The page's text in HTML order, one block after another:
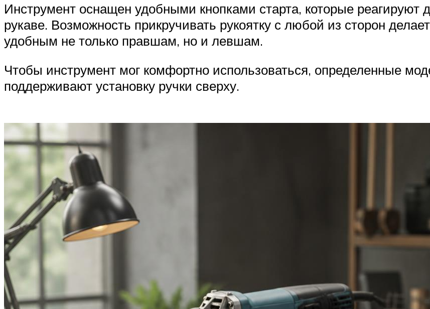
Инструмент оснащен удобными кнопками старта, которые
рукаве. Возможность прикручивать рукоятку с любой из сторон
удобным не только правшам, но и левшам.
Чтобы инструмент мог комфортно использоваться, определенные
поддерживают установку ручки сверху.